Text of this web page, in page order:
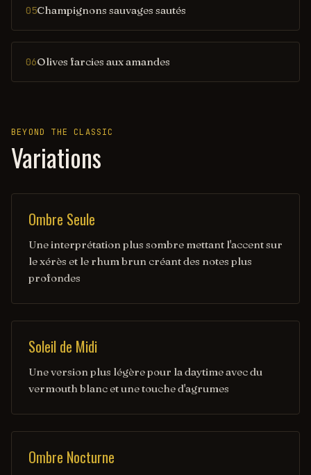
05Champignons sauvages sautés
06Olives farcies aux amandes
BEYOND THE CLASSIC
Variations
Ombre Seule
Une interprétation plus sombre mettant l'accent sur
le xérès et le rhum brun créant des notes plus
profondes
Soleil de Midi
Une version plus légère pour la daytime avec du
vermouth blanc et une touche d'agrumes
Ombre Nocturne